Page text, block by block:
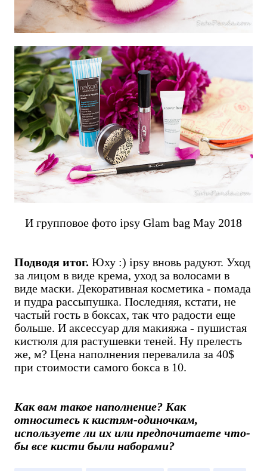
И групповое фото ipsy Glam bag May 2018
Подводя итог. Юху :) ipsy вновь радуют. Уход
за лицом в виде крема, уход за волосами в
виде маски. Декоративная косметика - помада
и пудра рассыпушка. Последняя, кстати, не
частый гость в боксах, так что радости еще
больше. И аксессуар для макияжа - пушистая
кистюля для растушевки теней. Ну прелесть
же, м? Цена наполнения перевалила за 40$
при стоимости самого бокса в 10.
Как вам такое наполнение? Как
относитесь к кистям-одиночкам,
используете ли их или предпочитаете что-
бы все кисти были наборами?